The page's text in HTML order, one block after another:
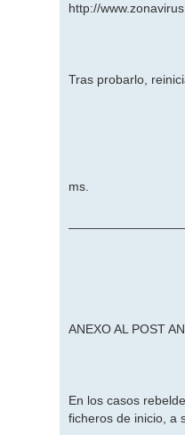
http://
Tras probarlo,
ms.
ANEXO AL POST
En los casos
ficheros de inicio, a